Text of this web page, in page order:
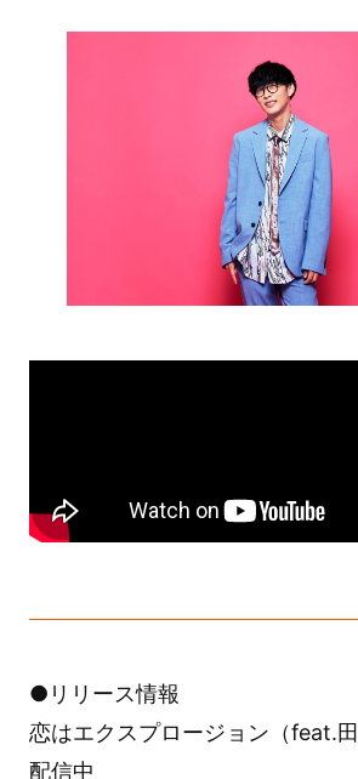
●リリース情報
恋はエクスプロージョン（feat.田
配信中